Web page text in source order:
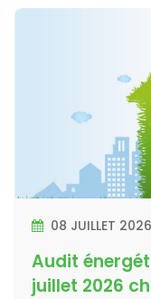
08 JUILLET 2026
Audit
juillet 2026